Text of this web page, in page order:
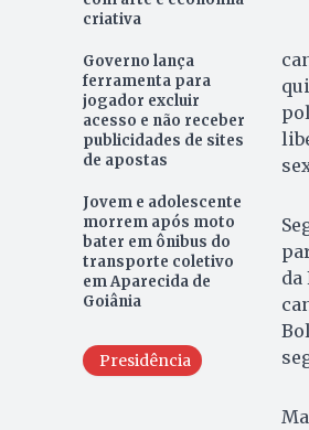
criativa
Governo lança
ferramenta para
jogador excluir
acesso e não receber
publicidades de sites
de apostas
Jovem e adolescente
morrem após moto
bater em ônibus do
transporte coletivo
em Aparecida de
Goiânia
Presidência
da